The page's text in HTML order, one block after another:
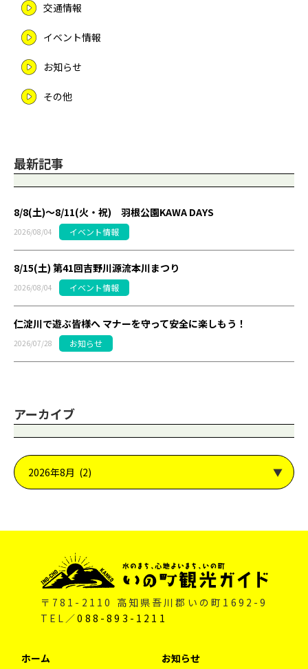
交通情報
イベント情報
お知らせ
その他
最新記事
8/8(土)～8/11(火・祝) 羽根公園KAWA DAYS
2026/08/04 イベント情報
8/15(土) 第41回吉野川源流本川まつり
2026/08/04 イベント情報
仁淀川で遊ぶ皆様へ マナーを守って安全に楽しもう！
2026/07/28 お知らせ
アーカイブ
〒781-2110 高知県吾川郡いの町1692-9
TEL／088-893-1211
ホーム お知らせ